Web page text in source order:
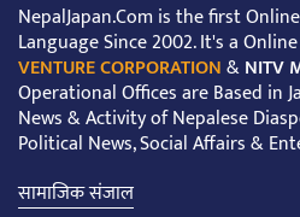
NepalJapan.Com is the first
Language Since 2002. It's a
VENTURE CORPORATION&NITV
Operational Offices are Based in
News & Activity of Nepalese
Political News, Social Affairs &
सामाजिक संजाल